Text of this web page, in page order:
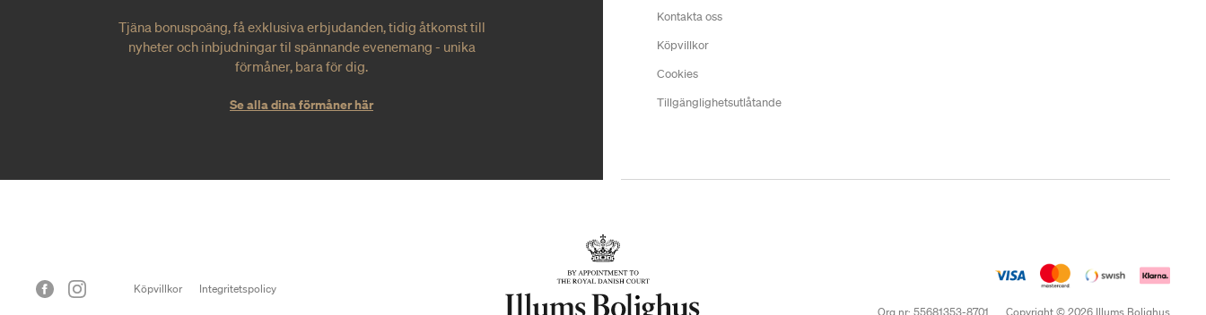
Tjäna bonuspoäng, få exklusiva erbjudanden, tidig åtkomst till
nyheter och inbjudningar til spännande evenemang - unika
förmåner, bara för dig.
Se alla dina förmåner här
Kontakta oss
Köpvillkor
Cookies
Tillgänglighetsutlåtande
Köpvillkor
Integritetspolicy